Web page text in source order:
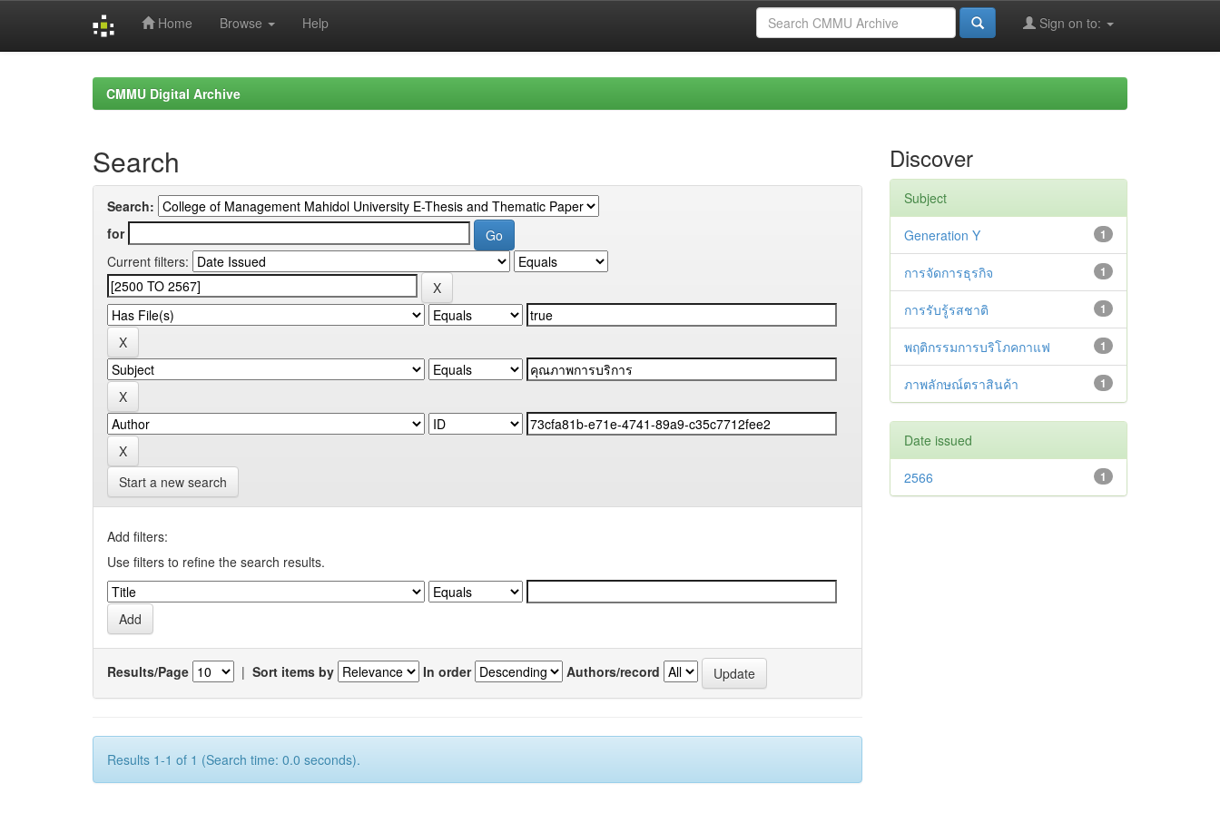
Home Browse Help Sign on to:
CMMU Digital Archive
Search
Search:
for
Current filters:
Start a new search
Add filters:
Use filters to refine the search results.
Results/Page | Sort items by In order Authors/record
Results 1-1 of 1 (Search time: 0.0 seconds).
Discover
Subject
1
Generation Y
1
การจัดการธุรกิจ
1
การรับรู้รสชาติ
1
พฤติกรรมการบริโภคกาแฟ
1
ภาพลักษณ์ตราสินค้า
Date issued
1
2566